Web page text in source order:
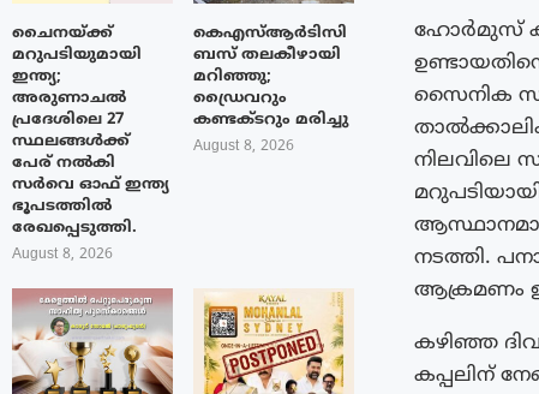
ഹോർമുസ്
സൈനിക
നിലവിലെ
നടത്തി.
ആക്രമണം
കഴിഞ്ഞ
കപ്പലിന്
ചൈനയ്ക്ക്
മറുപടിയുമായി
ഇന്ത്യ;
അരുണാചൽ
പ്രദേശിലെ 27
സ്ഥലങ്ങൾക്ക്
പേര് നൽകി
സർവെ ഓഫ് ഇന്ത്യ
ഭൂപടത്തിൽ
രേഖപ്പെടുത്തി.
August 8, 2026
കെഎസ്ആർടിസി
ബസ് തലകീഴായി
മറിഞ്ഞു;
ഡ്രൈവറും
കണ്ടക്ടറും മരിച്ചു
August 8, 2026